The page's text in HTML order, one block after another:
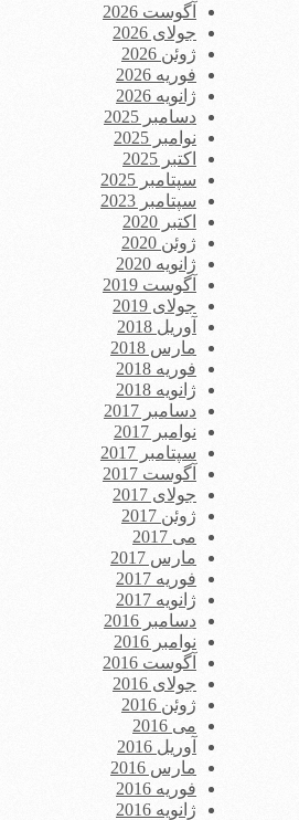
آگوست 2026
جولای 2026
ژوئن 2026
فوریه 2026
ژانویه 2026
دسامبر 2025
نوامبر 2025
اکتبر 2025
سپتامبر 2025
سپتامبر 2023
اکتبر 2020
ژوئن 2020
ژانویه 2020
آگوست 2019
جولای 2019
آوریل 2018
مارس 2018
فوریه 2018
ژانویه 2018
دسامبر 2017
نوامبر 2017
سپتامبر 2017
آگوست 2017
جولای 2017
ژوئن 2017
می 2017
مارس 2017
فوریه 2017
ژانویه 2017
دسامبر 2016
نوامبر 2016
آگوست 2016
جولای 2016
ژوئن 2016
می 2016
آوریل 2016
مارس 2016
فوریه 2016
ژانویه 2016